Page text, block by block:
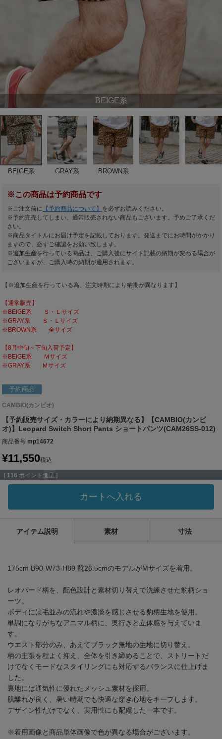
BEIGE系
BEIGE系 GRAY系 BROWN系
※この商品は予約商品です
※ご注文前に 【予約商品について】 を必ずお読みください。
※予約完売してしまい、通常販売されない商品もございます。予めご了承くだ
さい。
※商品タイトルにお届け予定を記載しております。発送までにお時間がかかり
ますので、必ずご確認をお願い致します。
※追加生産を行っている商品は、ご購入後にサイト記載の納期が変わる場合が
ございますが、ご購入時の納期が適用されます。
【※追加生産を行っている為、注文時期により納期が異なります】
【通常販売】
※BEIGE系 Ｓ・Ｌサイズ
※GRAY系 Ｓ・Ｌサイズ
※BROWN系 全サイズ
【8月中旬～下旬入荷予定】
※BEIGE系 Ｍサイズ
※GRAY系 Ｍサイズ
予約商品
CAMBIO(カンビオ)
【予約販売サイズ・カラーにより納期異なる】【CAMBIO(カンビ
オ)】Leopard Switch Short Pants ショートパンツ(CAM26SS-012)
商品番号 mp14672
¥11,550税込
[ 116 ポイント進呈 ]
カートへ入れる
アイテム説明 素材 寸法
175cm B90-W73-H89 靴26.5cmのモデルがMサイズを着用。
レオパード柄を、配色設計と素材切り替えで洗練させた豹柄ショ
ーツ。
ボディには毛並みの流れや濃淡を感じさせる豹柄生地を使用。
単調になりがちなアニマル柄に、奥行きと立体感を与えていま
す。
ウエスト部分のみ、あえてブラック無地の生地に切り替え。
柄の主張を程よく抑え、全体を引き締めることで、ストリートだ
けでなくモードなスタイリングにも対応するバランスに仕上げま
した。
裏地には通気性に優れたメッシュ素材を採用。
肌離れが良く、暑い時期でも快適な穿き心地をキープします。
デザイン性だけでなく、実用性にも配慮した一本です。
※着用画像と商品単体画像で色が異なる場合がございます。